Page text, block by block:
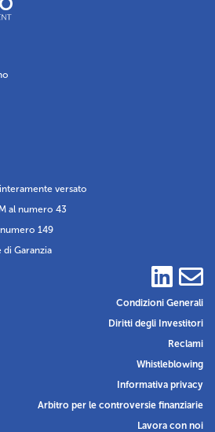
versato
al numero 43
149
Garanzia
Condizioni Generali
Diritti degli Investitori
Reclami
Whistleblowing
Informativa privacy
Arbitro per le controversie finanziarie
Lavora con noi